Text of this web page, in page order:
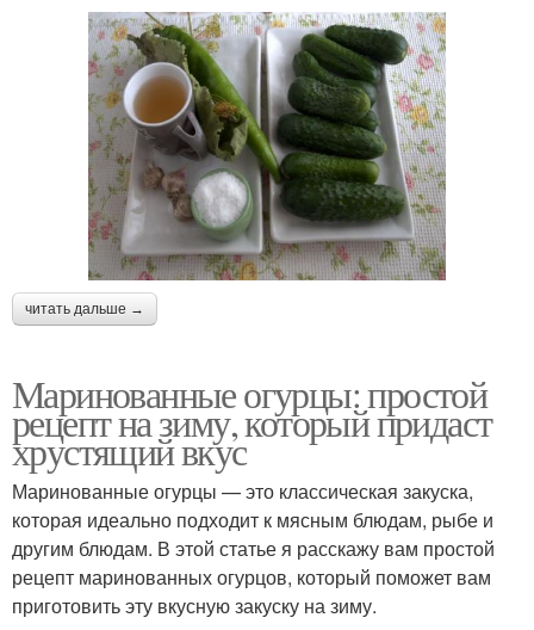
читать дальше →
Маринованные огурцы: простой
рецепт на зиму, который придаст
хрустящий вкус
Маринованные огурцы — это классическая закуска,
которая идеально подходит к мясным блюдам, рыбе и
другим блюдам. В этой статье я расскажу вам простой
рецепт маринованных огурцов, который поможет вам
приготовить эту вкусную закуску на зиму.